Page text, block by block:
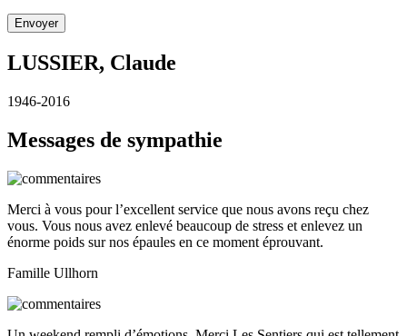
LUSSIER, Claude
1946-2016
Messages de sympathie
Merci à vous pour l’excellent service que nous avons reçu chez
vous. Vous nous avez enlevé beaucoup de stress et enlevez un
énorme poids sur nos épaules en ce moment éprouvant.
Famille Ullhorn